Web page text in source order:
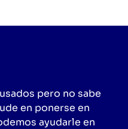
pero no sabe
en ponerse en
ayudarle en